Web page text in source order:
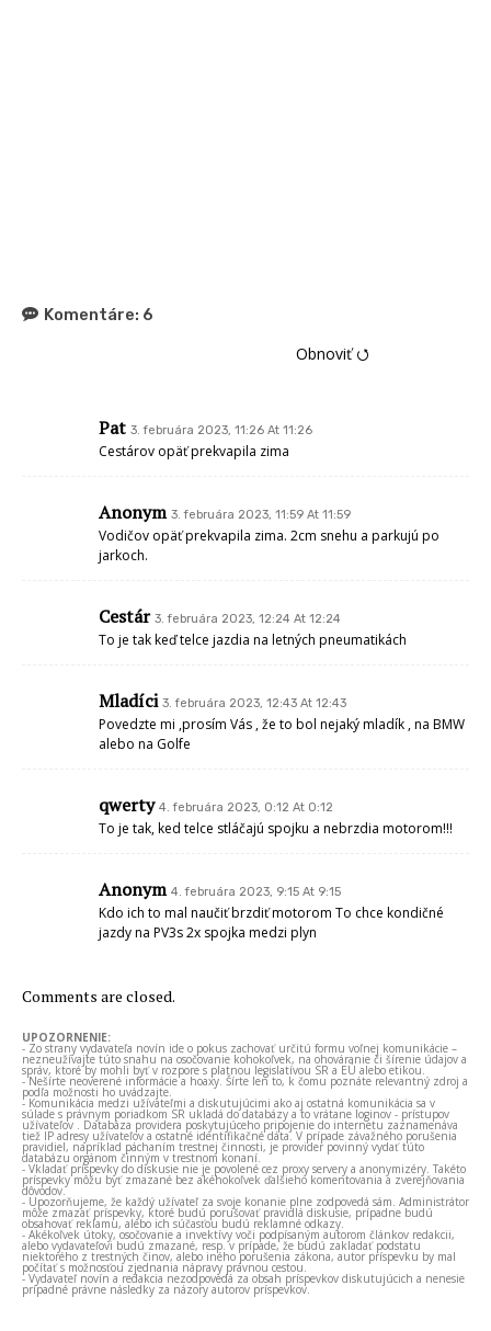
Komentáre: 6
Obnoviť ⭯
Pat 3. februára 2023, 11:26 At 11:26
Cestárov opäť prekvapila zima
Anonym 3. februára 2023, 11:59 At 11:59
Vodičov opäť prekvapila zima. 2cm snehu a parkujú po
jarkoch.
Cestár 3. februára 2023, 12:24 At 12:24
To je tak keď telce jazdia na letných pneumatikách
Mladíci 3. februára 2023, 12:43 At 12:43
Povedzte mi ,prosím Vás , že to bol nejaký mladík , na BMW
alebo na Golfe
qwerty 4. februára 2023, 0:12 At 0:12
To je tak, ked telce stláčajú spojku a nebrzdia motorom!!!
Anonym 4. februára 2023, 9:15 At 9:15
Kdo ich to mal naučiť brzdiť motorom To chce kondičné
jazdy na PV3s 2x spojka medzi plyn
Comments are closed.
UPOZORNENIE:
- Zo strany vydavateľa novín ide o pokus zachovať určitú formu voľnej komunikácie –
nezneužívajte túto snahu na osočovanie kohokoľvek, na ohováranie či šírenie údajov a
správ, ktoré by mohli byť v rozpore s platnou legislatívou SR a EÚ alebo etikou.
- Nešírte neoverené informácie a hoaxy. Šírte len to, k čomu poznáte relevantný zdroj a
podľa možnosti ho uvádzajte.
- Komunikácia medzi užívateľmi a diskutujúcimi ako aj ostatná komunikácia sa v
súlade s právnym poriadkom SR ukladá do databázy a to vrátane loginov - prístupov
užívateľov . Databáza providera poskytujúceho pripojenie do internetu zaznamenáva
tiež IP adresy užívateľov a ostatné identifikačné dáta. V prípade závažného porušenia
pravidiel, napríklad páchaním trestnej činnosti, je provider povinný vydať túto
databázu orgánom činným v trestnom konaní.
- Vkladať príspevky do diskusie nie je povolené cez proxy servery a anonymizéry. Takéto
príspevky môžu byť zmazané bez akéhokoľvek ďalšieho komentovania a zverejňovania
dôvodov.
- Upozorňujeme, že každý užívateľ za svoje konanie plne zodpovedá sám. Administrátor
môže zmazať príspevky, ktoré budú porušovať pravidlá diskusie, prípadne budú
obsahovať reklamu, alebo ich súčasťou budú reklamné odkazy.
- Akékoľvek útoky, osočovanie a invektívy voči podpísaným autorom článkov redakcii,
alebo vydavateľovi budú zmazané, resp. v prípade, že budú zakladať podstatu
niektorého z trestných činov, alebo iného porušenia zákona, autor príspevku by mal
počítať s možnosťou zjednania nápravy právnou cestou.
- Vydavateľ novín a redakcia nezodpovedá za obsah príspevkov diskutujúcich a nenesie
prípadné právne následky za názory autorov príspevkov.